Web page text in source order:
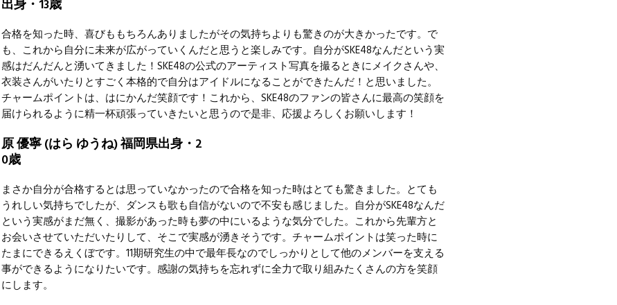
出身・13歳
合格を知った時、喜びももちろんありましたがその気持ちよりも驚きのが大きかったです。で
も、これから自分に未来が広がっていくんだと思うと楽しみです。自分がSKE48なんだという実
感はだんだんと湧いてきました！SKE48の公式のアーティスト写真を撮るときにメイクさんや、
衣装さんがいたりとすごく本格的で自分はアイドルになることができたんだ！と思いました。
チャームポイントは、はにかんだ笑顔です！これから、SKE48のファンの皆さんに最高の笑顔を
届けられるように精一杯頑張っていきたいと思うので是非、応援よろしくお願いします！
原 優寧 (はら ゆうね) 福岡県出身・2
0歳
まさか自分が合格するとは思っていなかったので合格を知った時はとても驚きました。とても
うれしい気持ちでしたが、ダンスも歌も自信がないので不安も感じました。自分がSKE48なんだ
という実感がまだ無く、撮影があった時も夢の中にいるような気分でした。これから先輩方と
お会いさせていただいたりして、そこで実感が湧きそうです。チャームポイントは笑った時に
たまにできるえくぼです。11期研究生の中で最年長なのでしっかりとして他のメンバーを支える
事ができるようになりたいです。感謝の気持ちを忘れずに全力で取り組みたくさんの方を笑顔
にします。